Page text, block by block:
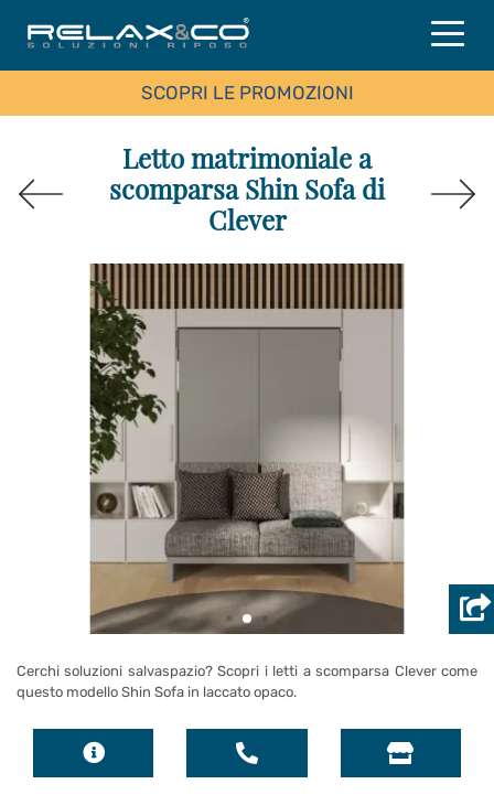
SCOPRI LE PROMOZIONI
Letto matrimoniale a
scomparsa Shin Sofa di
Clever
Cerchi soluzioni salvaspazio? Scopri i letti a scomparsa Clever come
questo modello Shin Sofa in laccato opaco.